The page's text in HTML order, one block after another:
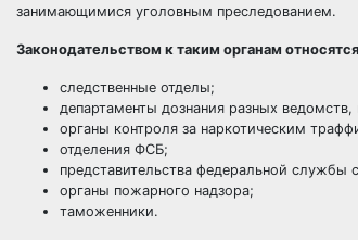
занимающимися уголовным преследованием.
Законодательством к таким органам
следственные отделы;
департаменты дознания разных
органы контроля за наркотическим
отделения ФСБ;
представительства федеральной службы
органы пожарного надзора;
таможенники.